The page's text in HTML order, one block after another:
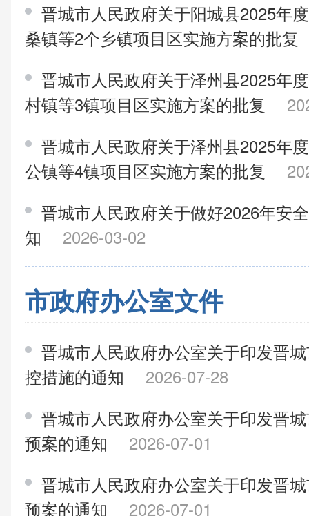
晋城市人民政府关于阳城县2025年
桑镇等2个乡镇项目区实施方案的批复
晋城市人民政府关于泽州县2025年
村镇等3镇项目区实施方案的批复
晋城市人民政府关于泽州县2025年
公镇等4镇项目区实施方案的批复
晋城市人民政府关于做好2026年安
知
2026-03-02
市政府办公室文件
晋城市人民政府办公室关于印发晋
控措施的通知
2026-07-28
晋城市人民政府办公室关于印发晋
预案的通知
2026-07-01
晋城市人民政府办公室关于印发晋
预案的通知
2026-07-01